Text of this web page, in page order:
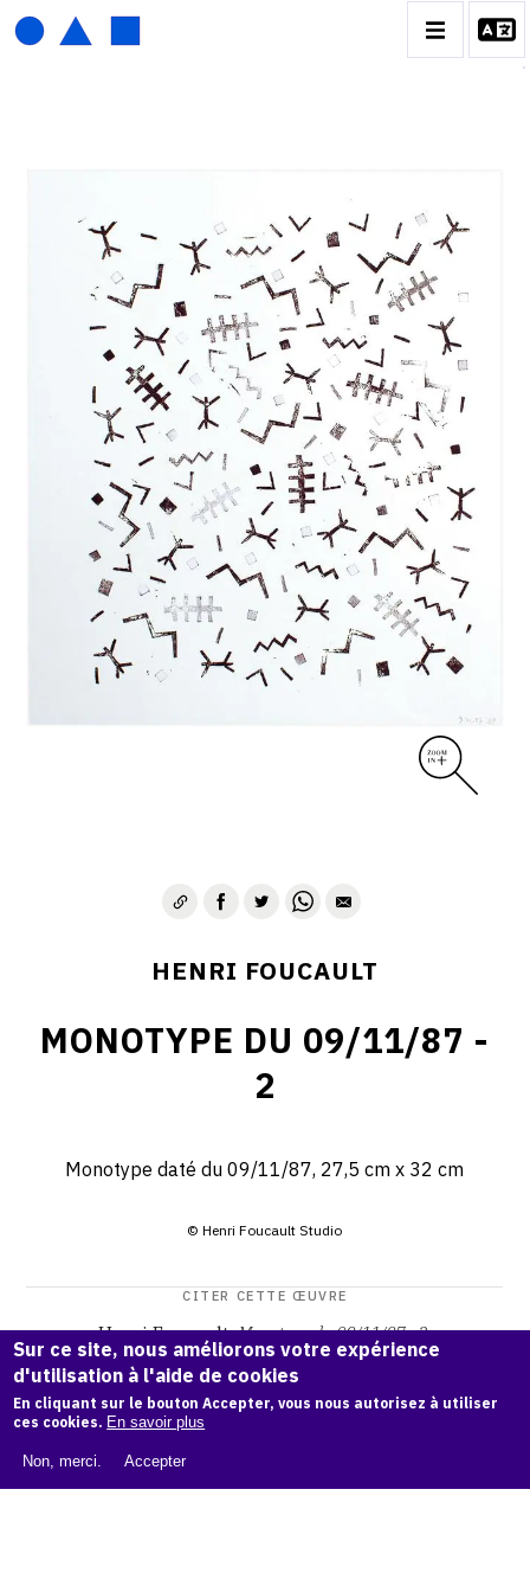
HENRI FOUCAULT
BIOGRAPHIE
CATALOGUE DES OEUVRES
01_SCULPTURE
02_PHOTOGRAPHIQUE
03_COLLAGES
04_DESSINS
05_MONOTYPE
06_ARCHIVES
CONTACT
HENRI FOUCAULT
MONOTYPE DU 09/11/87 -
2
Monotype daté du 09/11/87, 27,5 cm x 32 cm
© Henri Foucault Studio
CITER CETTE ŒUVRE
Henri Foucault,Monotype du 09/11/87 - 2.
Catalogue raisonné Henri Foucault, OAM.
COPIER LA CITATION
Sur ce site, nous améliorons votre expérience
d'utilisation à l'aide de cookies
En cliquant sur le bouton Accepter, vous nous autorisez à utiliser
ces cookies. En savoir plus
Non, merci. Accepter